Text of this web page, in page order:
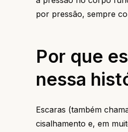
por pressão, sempre
Por que
nessa
Escaras (também
cisalhamento e, em